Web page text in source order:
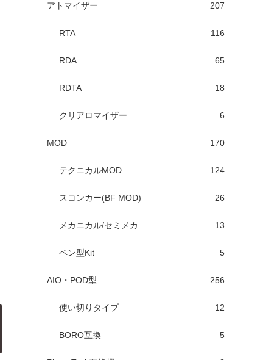
アトマイザー 207
RTA 116
RDA 65
RDTA 18
クリアロマイザー 6
MOD 170
テクニカルMOD 124
スコンカー(BF MOD) 26
メカニカル/セミメカ 13
ペン型Kit 5
AIO・POD型 256
使い切りタイプ 12
BORO互換 5